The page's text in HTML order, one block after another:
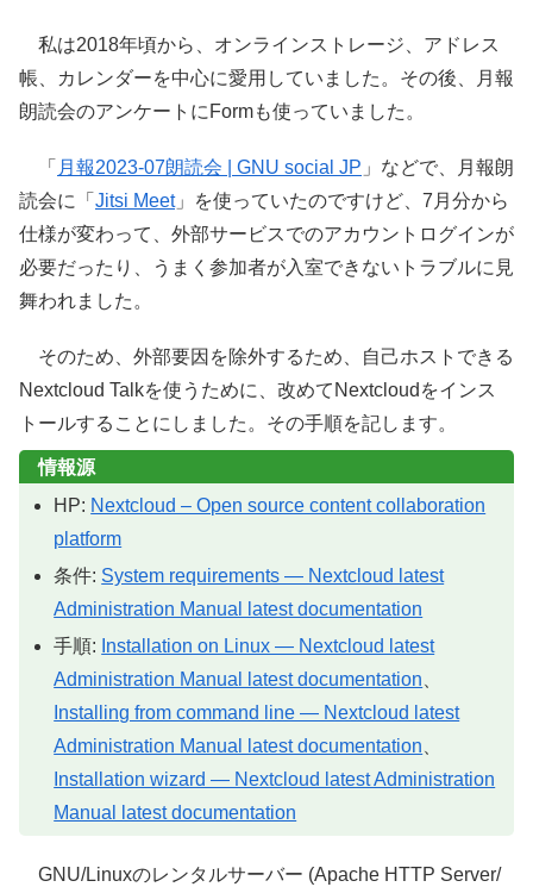
私は2018年頃から、オンラインストレージ、アドレス
帳、カレンダーを中心に愛用していました。その後、月報
朗読会のアンケートにFormも使っていました。
「 月報2023-07朗読会 | GNU social JP 」などで、月報朗
読会に「 Jitsi Meet」を使っていたのですけど、7月分から
仕様が変わって、外部サービスでのアカウントログインが
必要だったり、うまく参加者が入室できないトラブルに見
舞われました。
そのため、外部要因を除外するため、自己ホストできる
Nextcloud Talkを使うために、改めてNextcloudをインス
トールすることにしました。その手順を記します。
情報源
HP: Nextcloud – Open source content collaboration
platform
条件: System requirements — Nextcloud latest
Administration Manual latest documentation
手順: Installation on Linux — Nextcloud latest
Administration Manual latest documentation
Installing from command line — Nextcloud latest
Administration Manual latest documentation
Installation wizard — Nextcloud latest Administration
Manual latest documentation
GNU/Linuxのレンタルサーバー (Apache HTTP Server/